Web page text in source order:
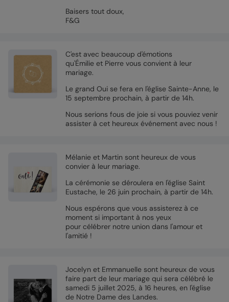
Baisers tout doux,
F&G
C'est avec beaucoup d'émotions
qu'Émilie et Pierre vous convient à leur
mariage.
Le grand Oui se fera en l'église Sainte-Anne, le
15 septembre prochain, à partir de 14h.
Nous serions fous de joie si vous pouviez venir
assister à cet heureux événement avec nous !
Mélanie et Martin sont heureux de vous
convier à leur mariage.
La cérémonie se déroulera en l'église Saint
Eustache, le 26 juin prochain, à partir de 14h.
Nous espérons que vous assisterez à ce
moment si important à nos yeux
pour célébrer notre union dans l'amour et
l'amitié !
Jocelyn et Emmanuelle sont heureux de vous
faire part de leur mariage qui sera célébré le
samedi 5 juillet 2025, à 16 heures, en l'église
de Notre Dame des Landes.